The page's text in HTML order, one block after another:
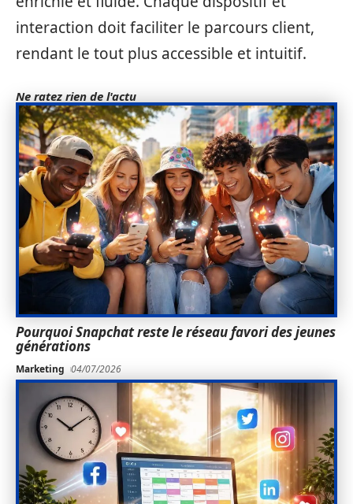
interaction doit faciliter le parcours client,
rendant le tout plus accessible et intuitif.
Ne ratez rien de l'actu
Pourquoi Snapchat reste le réseau favori des jeunes
générations
Marketing 04/07/2026